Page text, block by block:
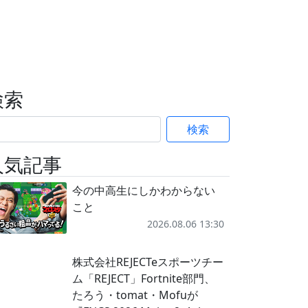
検索
記事
今の中高生にしかわからない
こと
2026.08.06 13:30
株式会社REJECTeスポーツチー
ム「REJECT」Fortnite部門、
たろう・tomat・Mofuが